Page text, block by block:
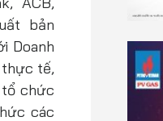
bản
Doanh
tế,
tổ chức
các